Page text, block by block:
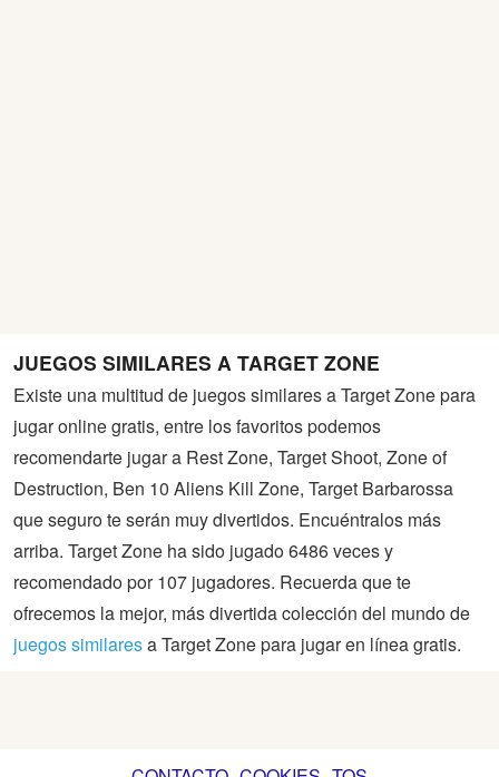
JUEGOS SIMILARES A TARGET ZONE
Existe una multitud de juegos similares a Target Zone para
jugar online gratis, entre los favoritos podemos
recomendarte jugar a Rest Zone, Target Shoot, Zone of
Destruction, Ben 10 Aliens Kill Zone, Target Barbarossa
que seguro te serán muy divertidos. Encuéntralos más
arriba. Target Zone ha sido jugado 6486 veces y
recomendado por 107 jugadores. Recuerda que te
ofrecemos la mejor, más divertida colección del mundo de
juegos similaresa Target Zone para jugar en línea gratis.